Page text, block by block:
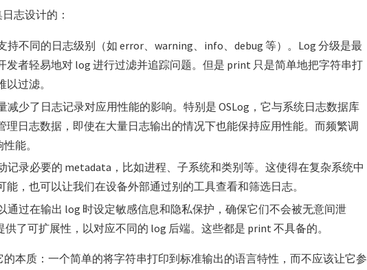
志设计的：
持不同的日志级别（如 error、warning、info、debug 等）。Log 分级是最
发者轻易地对 log 进行过滤并追踪问题。但是 print 只是简单地把字符串打
过滤。
减少了日志记录对应用性能的影响。特别是 OSLog，它与系统日志数据库
理日志数据，即使在大量日志输出的情况下也能保持应用性能。而频繁调
能。
记录必要的 metadata，比如进程、子系统和类别等。这使得在复杂系统中
能，也可以让我们在设备外部通过别的工具查看和筛选日志。
通过在输出 log 时设定敏感信息和隐私保护，确保它们不会被无意间泄
供了可扩展性，以对应不同的 log 后端。这些都是 print 不具备的。
的本质：一个简单的将字符串打印到标准输出的语言特性，而不应该让它参